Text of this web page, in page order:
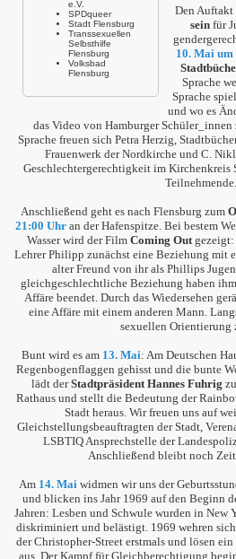
e.V.
SPDqueer
Stadt Flensburg
Transsexuellen
Selbsthilfe
Flensburg
Volksbad
Flensburg
Den Auftakt
sein für
10. Mai
Sprache
Sprache
und wo es
das Video von Hamburger Schüler_innen
Sprache freuen sich Petra Herzig,
Frauenwerk der Nordkirche und C.
Geschlechtergerechtigkeit im Kirchenkreis
Teilnehmende.
Anschließend geht es nach Flensburg zum
21:00 Uhr an der Hafenspitze. Bei bestem
Wasser wird der Film Coming Outgezeigt:
Lehrer Philipp zunächst eine Beziehung mit
alter Freund von ihr als Phillips
gleichgeschlechtliche Beziehung haben
Affäre beendet. Durch das Wiedersehen
eine Affäre mit einem anderen Mann.
sexuellen Orientierung
Bunt wird es am 13. Mai: Am Deutschen
Regenbogenflaggen gehisst und die bunte
lädt derStadtpräsident Hannes Fuhrig
Rathaus und stellt die Bedeutung der
Stadt heraus. Wir freuen uns auf
Gleichstellungsbeauftragten der Stadt,
LSBTIQ Ansprechstelle der
Anschließend bleibt noch
Am 14. Maiwidmen wir uns der
und blicken ins Jahr 1969 auf den Beginn
Jahren: Lesben und Schwule wurden in
diskriminiert und belästigt. 1969 wehren sich
der Christopher-Street erstmals und lösen
aus. Der Kampf für Gleichberechtigung